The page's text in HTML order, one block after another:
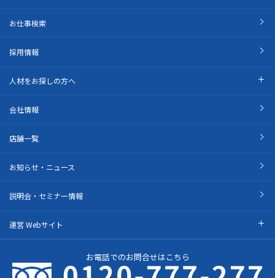
お仕事検索
採用情報
人材をお探しの方へ
会社情報
店舗一覧
お知らせ・ニュース
説明会・セミナー情報
運営 Webサイト
お電話でのお問合せはこちら